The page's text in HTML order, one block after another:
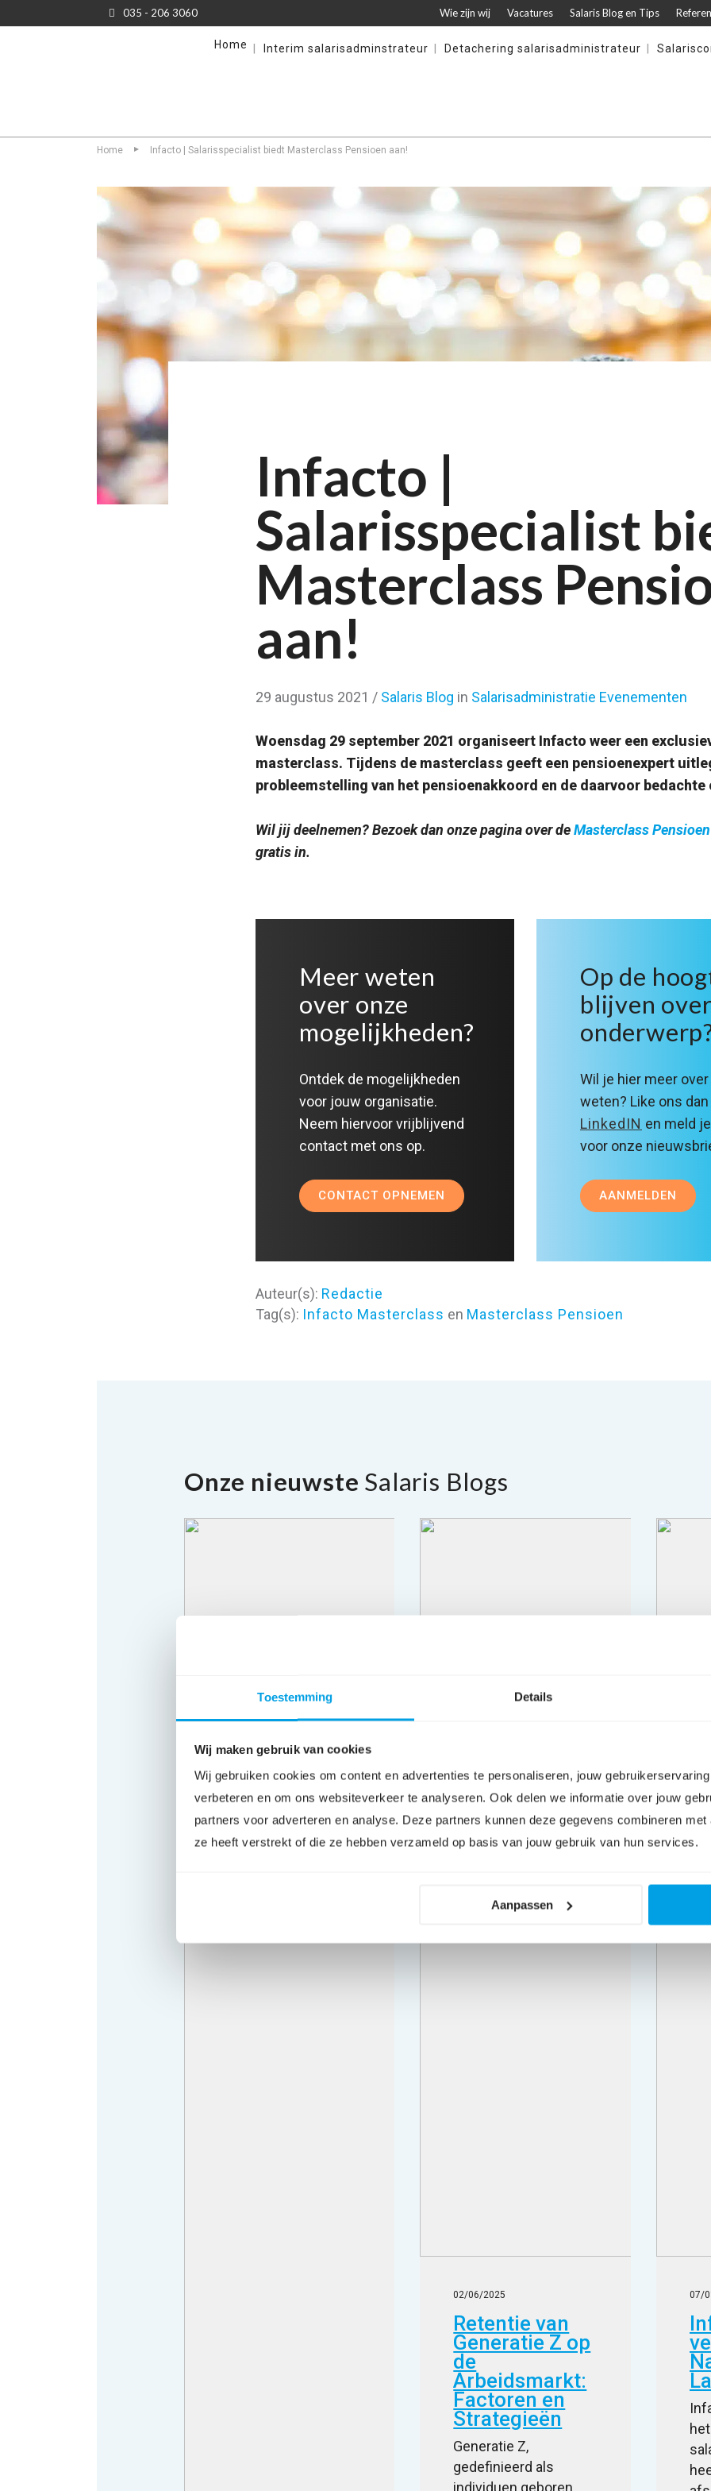
Toestemming Details
Wij maken gebruik van cookies
Wij gebruiken cookies om content en advertenties te personaliseren, jouw
verbeteren en om ons websiteverkeer te analyseren. Ook delen we informatie over jouw
partners voor adverteren en analyse. Deze partners kunnen deze gegevens combineren
ze heeft verstrekt of die ze hebben verzameld op basis van jouw gebruik van hun services.
Aanpassen
035 - 206 3060 Wie zijn wij Vacatures Salaris Blog en Tips
Home Interim salarisadminstrateur Detachering salarisadministrateur
Home ▶ Infacto | Salarisspecialist biedt Masterclass Pensioen aan!
Infacto |
Salarisspecialist
Masterclass
aan!
29 augustus 2021 / Salaris Blog in Salarisadministratie Evenementen
Woensdag 29 september 2021 organiseert Infacto weer een
masterclass. Tijdens de masterclass geeft een pensioenexpert
probleemstelling van het pensioenakkoord en de daarvoor bedachte
Wil jij deelnemen? Bezoek dan onze pagina over deMasterclass Pensioen
gratis in.
Meer weten
over onze
mogelijkheden?
Ontdek de mogelijkheden
voor jouw organisatie.
Neem hiervoor vrijblijvend
contact met ons op.
CONTACT OPNEMEN
Op de
blijven
Wil je hier meer over
weten? Like ons dan
LinkedIN en meld
voor onze
AANMELDEN
Auteur(s): Redactie
Tag(s): Infacto Masterclass en Masterclass Pensioen
Onze nieuwste Salaris Blogs
02/06/2025
Retentie van
Generatie Z op
de
Arbeidsmarkt:
Factoren en
Strategieën
Generatie Z,
gedefinieerd als
individuen geboren
07/